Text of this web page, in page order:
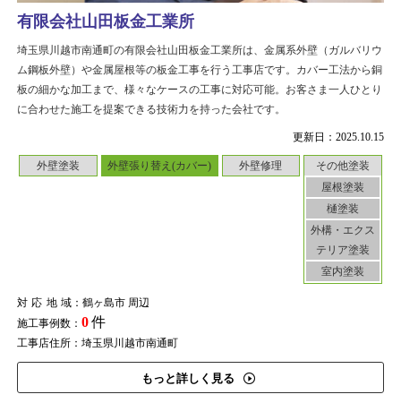
更新日：2025.10.15
外壁塗装 外壁張り替え(カバー) 外壁修理
その他塗装
屋根塗装
樋塗装
外構・エクス
テリア塗装
室内塗装
対応地域：鶴ヶ島市 周辺
施工事例数： 0件
工事店住所：埼玉県川越市南通町
もっと詳しく見る
有限会社山田板金工業所
埼玉県川越市南通町の有限会社山田板金工業所は、金属系外壁（ガルバリウ
ム鋼板外壁）や金属屋根等の板金工事を行う工事店です。カバー工法から銅
板の細かな加工まで、様々なケースの工事に対応可能。お客さま一人ひとり
に合わせた施工を提案できる技術力を持った会社です。